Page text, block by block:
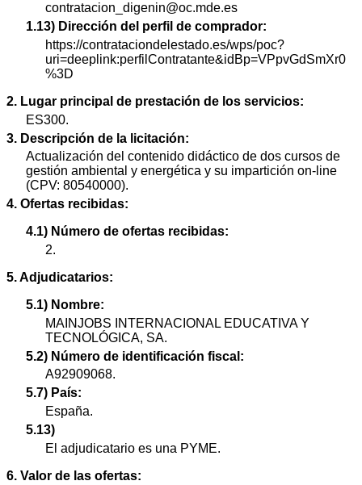
contratacion_digenin@oc.mde.es
1.13) Dirección del perfil de comprador:
https://contrataciondelestado.es/wps/poc?
uri=deeplink:perfilContratante&idBp=VPpvGdSmXr0
%3D
2. Lugar principal de prestación de los servicios:
ES300.
3. Descripción de la licitación:
Actualización del contenido didáctico de dos cursos de
gestión ambiental y energética y su impartición on-line
(CPV: 80540000).
4. Ofertas recibidas:
4.1) Número de ofertas recibidas:
2.
5. Adjudicatarios:
5.1) Nombre:
MAINJOBS INTERNACIONAL EDUCATIVA Y
TECNOLÓGICA, SA.
5.2) Número de identificación fiscal:
A92909068.
5.7) País:
España.
5.13)
El adjudicatario es una PYME.
6. Valor de las ofertas: